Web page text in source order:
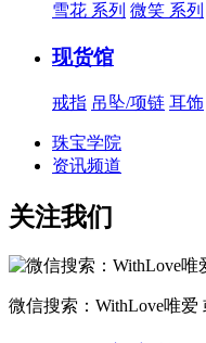
雪花 系列 微笑 系列
现货馆
戒指 吊坠/项链 耳饰
珠宝学院
资讯频道
关注我们
微信搜索：WithLove唯爱